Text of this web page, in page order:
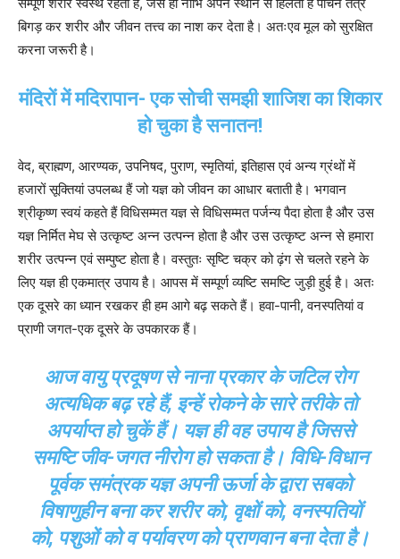
बिगड़ कर शरीर और जीवन तत्त्व का नाश कर देता है। अतःएव मूल को सुरक्षित
करना जरूरी है।
मंदिरों में मदिरापान- एक सोची समझी शाजिश का शिकार
हो चुका है सनातन!
वेद, ब्राह्मण, आरण्यक, उपनिषद, पुराण, स्मृतियां, इतिहास एवं अन्य ग्रंथों में
हजारों सूक्तियां उपलब्ध हैं जो यज्ञ को जीवन का आधार बताती है। भगवान
श्रीकृष्ण स्वयं कहते हैं विधिसम्मत यज्ञ से विधिसम्मत पर्जन्य पैदा होता है और उस
यज्ञ निर्मित मेघ से उत्कृष्ट अन्न उत्पन्न होता है और उस उत्कृष्ट अन्न से हमारा
शरीर उत्पन्न एवं सम्पुष्ट होता है। वस्तुतः सृष्टि चक्र को ढ़ंग से चलते रहने के
लिए यज्ञ ही एकमात्र उपाय है। आपस में सम्पूर्ण व्यष्टि समष्टि जुड़ी हुई है। अतः
एक दूसरे का ध्यान रखकर ही हम आगे बढ़ सकते हैं। हवा-पानी, वनस्पतियां व
प्राणी जगत-एक दूसरे के उपकारक हैं।
आज वायु प्रदूषण से नाना प्रकार के जटिल रोग
अत्यधिक बढ़ रहे हैं, इन्हें रोकने के सारे तरीके तो
अपर्याप्त हो चुकें हैं। यज्ञ ही वह उपाय है जिससे
समष्टि जीव-जगत नीरोग हो सकता है। विधि-विधान
पूर्वक समंत्रक यज्ञ अपनी ऊर्जा के द्वारा सबको
विषाणुहीन बना कर शरीर को, वृक्षों को, वनस्पतियों
को, पशुओं को व पर्यावरण को प्राणवान बना देता है।